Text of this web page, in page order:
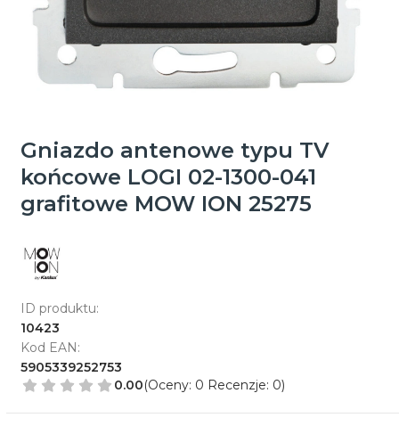
Gniazdo antenowe typu TV
końcowe LOGI 02-1300-041
grafitowe MOW ION 25275
ID produktu:
10423
Kod EAN:
5905339252753
0.00(Oceny: 0 Recenzje: 0)